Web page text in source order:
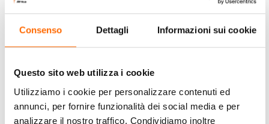
Consenso Dettagli Informazioni sui cookie
Questo sito web utilizza i cookie
Utilizziamo i cookie per personalizzare contenuti ed
annunci, per fornire funzionalità dei social media e per
analizzare il nostro traffico. Condividiamo inoltre
VICTORIA
NEWS
ZIMBABWE